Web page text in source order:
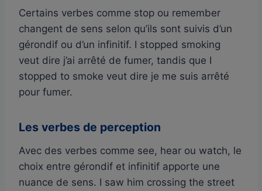
Certains verbes comme stop ou remember
changent de sens selon qu’ils sont suivis d’un
gérondif ou d’un infinitif. I stopped smoking
veut dire j’ai arrêté de fumer, tandis que I
stopped to smoke veut dire je me suis arrêté
pour fumer.
Les verbes de perception
Avec des verbes comme see, hear ou watch, le
choix entre gérondif et infinitif apporte une
nuance de sens. I saw him crossing the street